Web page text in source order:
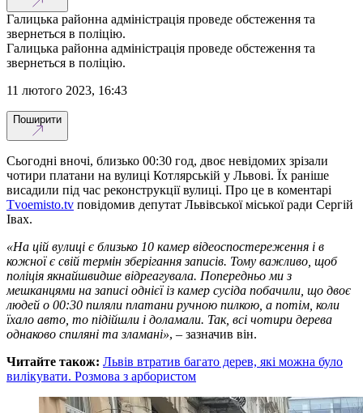
Галицька районна адміністрація проведе обстеження та
звернеться в поліцію.
Галицька районна адміністрація проведе обстеження та
звернеться в поліцію.
11 лютого 2023, 16:43
Поширити
Сьогодні вночі, близько 00:30 год, двоє невідомих зрізали
чотири платани на вулиці Котлярській у Львові. Їх раніше
висадили під час реконструкції вулиці. Про це в коментарі
Tvoemisto.tv повідомив депутат Львівської міської ради Сергій
Івах.
«На цій вулиці є близько 10 камер відеоспостереження і в
кожної є свій термін зберігання записів. Тому важливо, щоб
поліція якнайшвидше відреагувала. Попередньо ми з
мешканцями на записі однієї із камер сусіда побачили, що двоє
людей о 00:30 пиляли платани ручною пилкою, а потім, коли
їхало авто, то підійшли і доламали. Так, всі чотири дерева
однаково спиляні та зламані», – зазначив він.
Читайте також: Львів втратив багато дерев, які можна було
вилікувати. Розмова з арбористом